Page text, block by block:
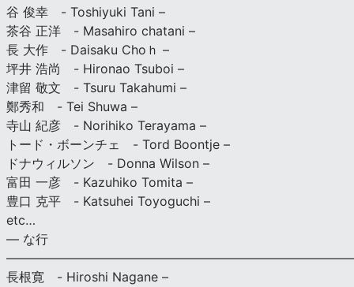
谷 俊幸 - Toshiyuki Tani –
茶谷 正洋 - Masahiro chatani –
長 大作 - Daisaku Choｈ –
坪井 浩尚 - Hironao Tsuboi –
津留 敬文 - Tsuru Takahumi –
鄭秀和 - Tei Shuwa –
寺山 紀彦 - Norihiko Terayama –
トード・ボーンチェ - Tord Boontje –
ドナウィルソン - Donna Wilson –
富田 一彦 - Kazuhiko Tomita –
豊口 克平 - Katsuhei Toyoguchi –
etc…
— な行
長根寛 - Hiroshi Nagane –